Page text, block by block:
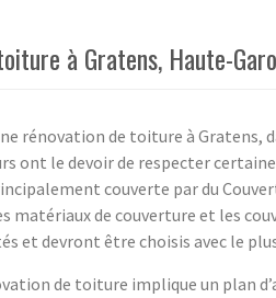
à Gratens, Haute-
rénovation de toiture à Gratens,
ont le devoir de respecter
couverte par du
matériaux de couverture et les
et devront être choisis avec le
de toiture implique un plan